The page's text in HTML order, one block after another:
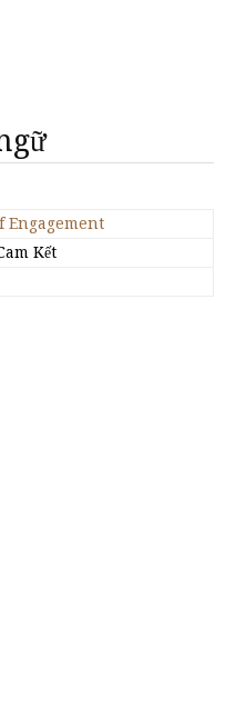
Engagement
Kết